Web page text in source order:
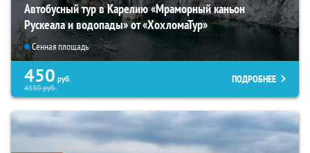
Автобусный тур в Карелию «Мраморный каньон
Рускеала и водопады» от «ХохломаТур»
Сенная площадь
450 руб.
4550руб.
ПОДРОБНЕЕ